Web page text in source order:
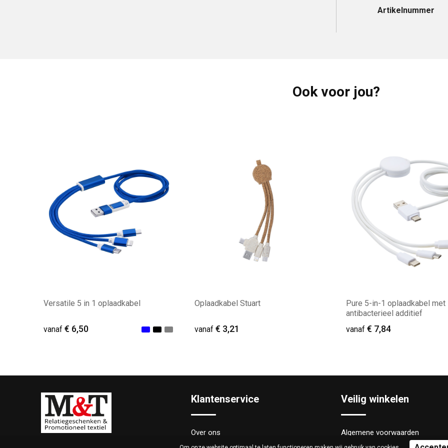
Artikelnummer
Ook voor jou?
Versatile 5 in 1 oplaadkabel
vanaf € 6,50
Oplaadkabel Stuart
vanaf€ 3,21
Pure 5-in-1 oplaadkabel met
antibacterieel additief
vanaf € 7,84
Klantenservice
Over ons
Veilig winkelen
Algemene voorwaarden